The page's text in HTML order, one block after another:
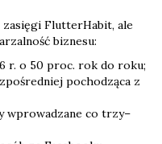
FlutterHabit, ale
biznesu:
r. o 50 proc. rok do roku;
pochodząca z
wprowadzane co trzy–